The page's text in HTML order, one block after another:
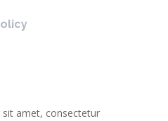
amet, consectetur